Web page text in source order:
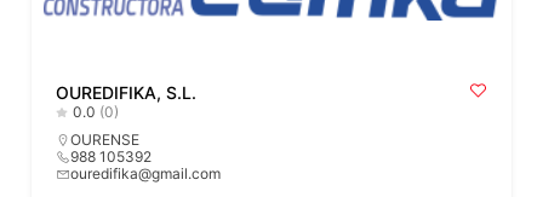
OUREDIFIKA, S.L.
0.0 (0)
OURENSE
988 105392
ouredifika@gmail.com